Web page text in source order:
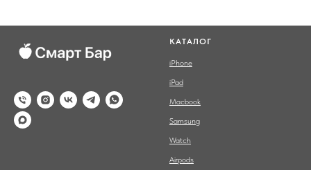
КАТАЛОГ
iPhone
iPad
Macbook
Samsung
Watch
Airpods